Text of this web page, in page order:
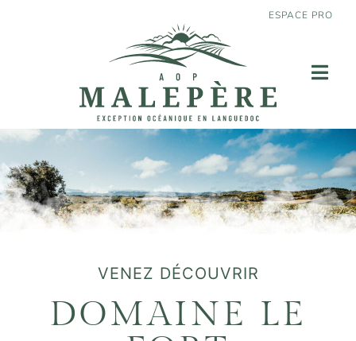
ESPACE PRO
VENEZ DÉCOUVRIR
DOMAINE LE